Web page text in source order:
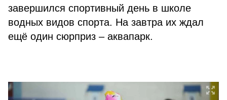
завершился спортивный день в школе
водных видов спорта. На завтра их ждал
ещё один сюрприз – аквапарк.